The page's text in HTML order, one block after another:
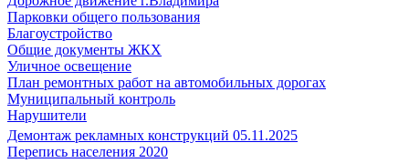
Парковки общего пользования
Благоустройство
Общие документы ЖКХ
Уличное освещение
План ремонтных работ на автомобильных дорогах
Муниципальный контроль
Нарушители
Демонтаж рекламных конструкций 05.11.2025
Перепись населения 2020